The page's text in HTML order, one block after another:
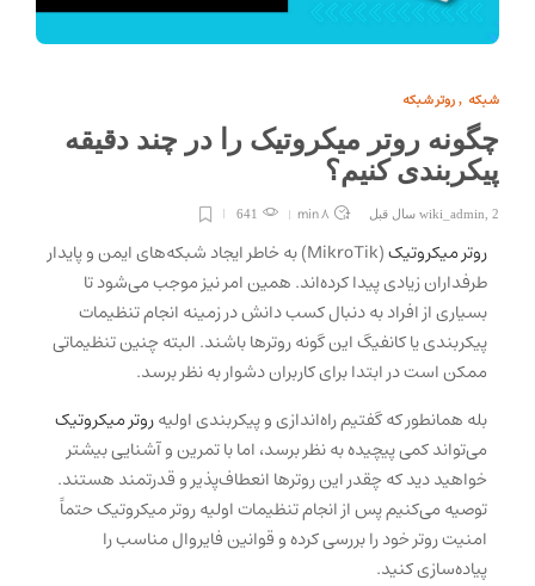
شبکه , روتر شبکه
چگونه روتر میکروتیک را در چند دقیقه
پیکربندی کنیم؟
wiki_admin 2 سال قبل 8 min
641
روتر میکروتیک
(MikroTik) به خاطر ایجاد شبکه‌های ایمن و پایدار
طرفداران زیادی پیدا کرده‌اند. همین امر نیز موجب می‌شود تا
بسیاری از افراد به دنبال کسب دانش در زمینه انجام تنظیمات
پیکربندی یا کانفیگ این گونه روترها باشند. البته چنین تنظیماتی
ممکن است در ابتدا برای کاربران دشوار به نظر برسد.
بله همانطور که گفتیم راه‌اندازی و پیکربندی اولیهروتر میکروتیک
می‌تواند کمی پیچیده به نظر برسد، اما با تمرین و آشنایی بیشتر
خواهید دید که چقدر این روترها انعطاف‌پذیر و قدرتمند هستند.
توصیه می‌کنیم پس از انجام تنظیمات اولیه روتر میکروتیک حتماً
امنیت روتر خود را بررسی کرده و قوانین فایروال مناسب را
پیاده‌سازی کنید.